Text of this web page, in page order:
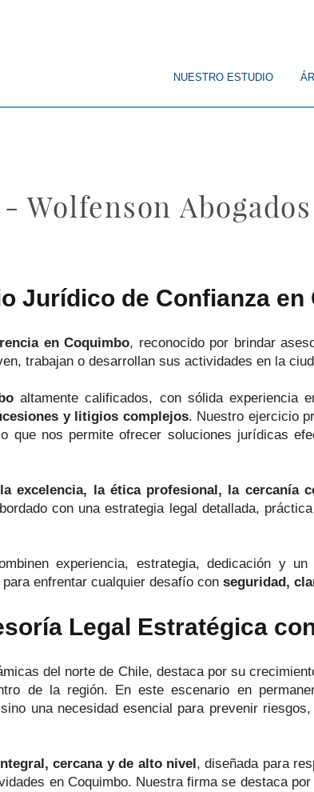
NUESTRO ESTUDIO
Wolfenson Abogados
Jurídico de Confianza en
en Coquimbo, reconocido por brindar
trabajan o desarrollan sus actividades en la
altamente calificados, con sólida experiencia
y litigios complejos. Nuestro ejercicio
que nos permite ofrecer soluciones jurídicas
excelencia, la ética profesional, la cercanía
con una estrategia legal detallada,
experiencia, estrategia, dedicación y
enfrentar cualquier desafío con seguridad,
Legal Estratégica
del norte de Chile, destaca por su
de la región. En este escenario en
una necesidad esencial para prevenir
cercana y de alto nivel, diseñada para
en Coquimbo. Nuestra firma se destaca